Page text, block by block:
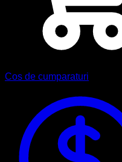
Cos de cumparaturi